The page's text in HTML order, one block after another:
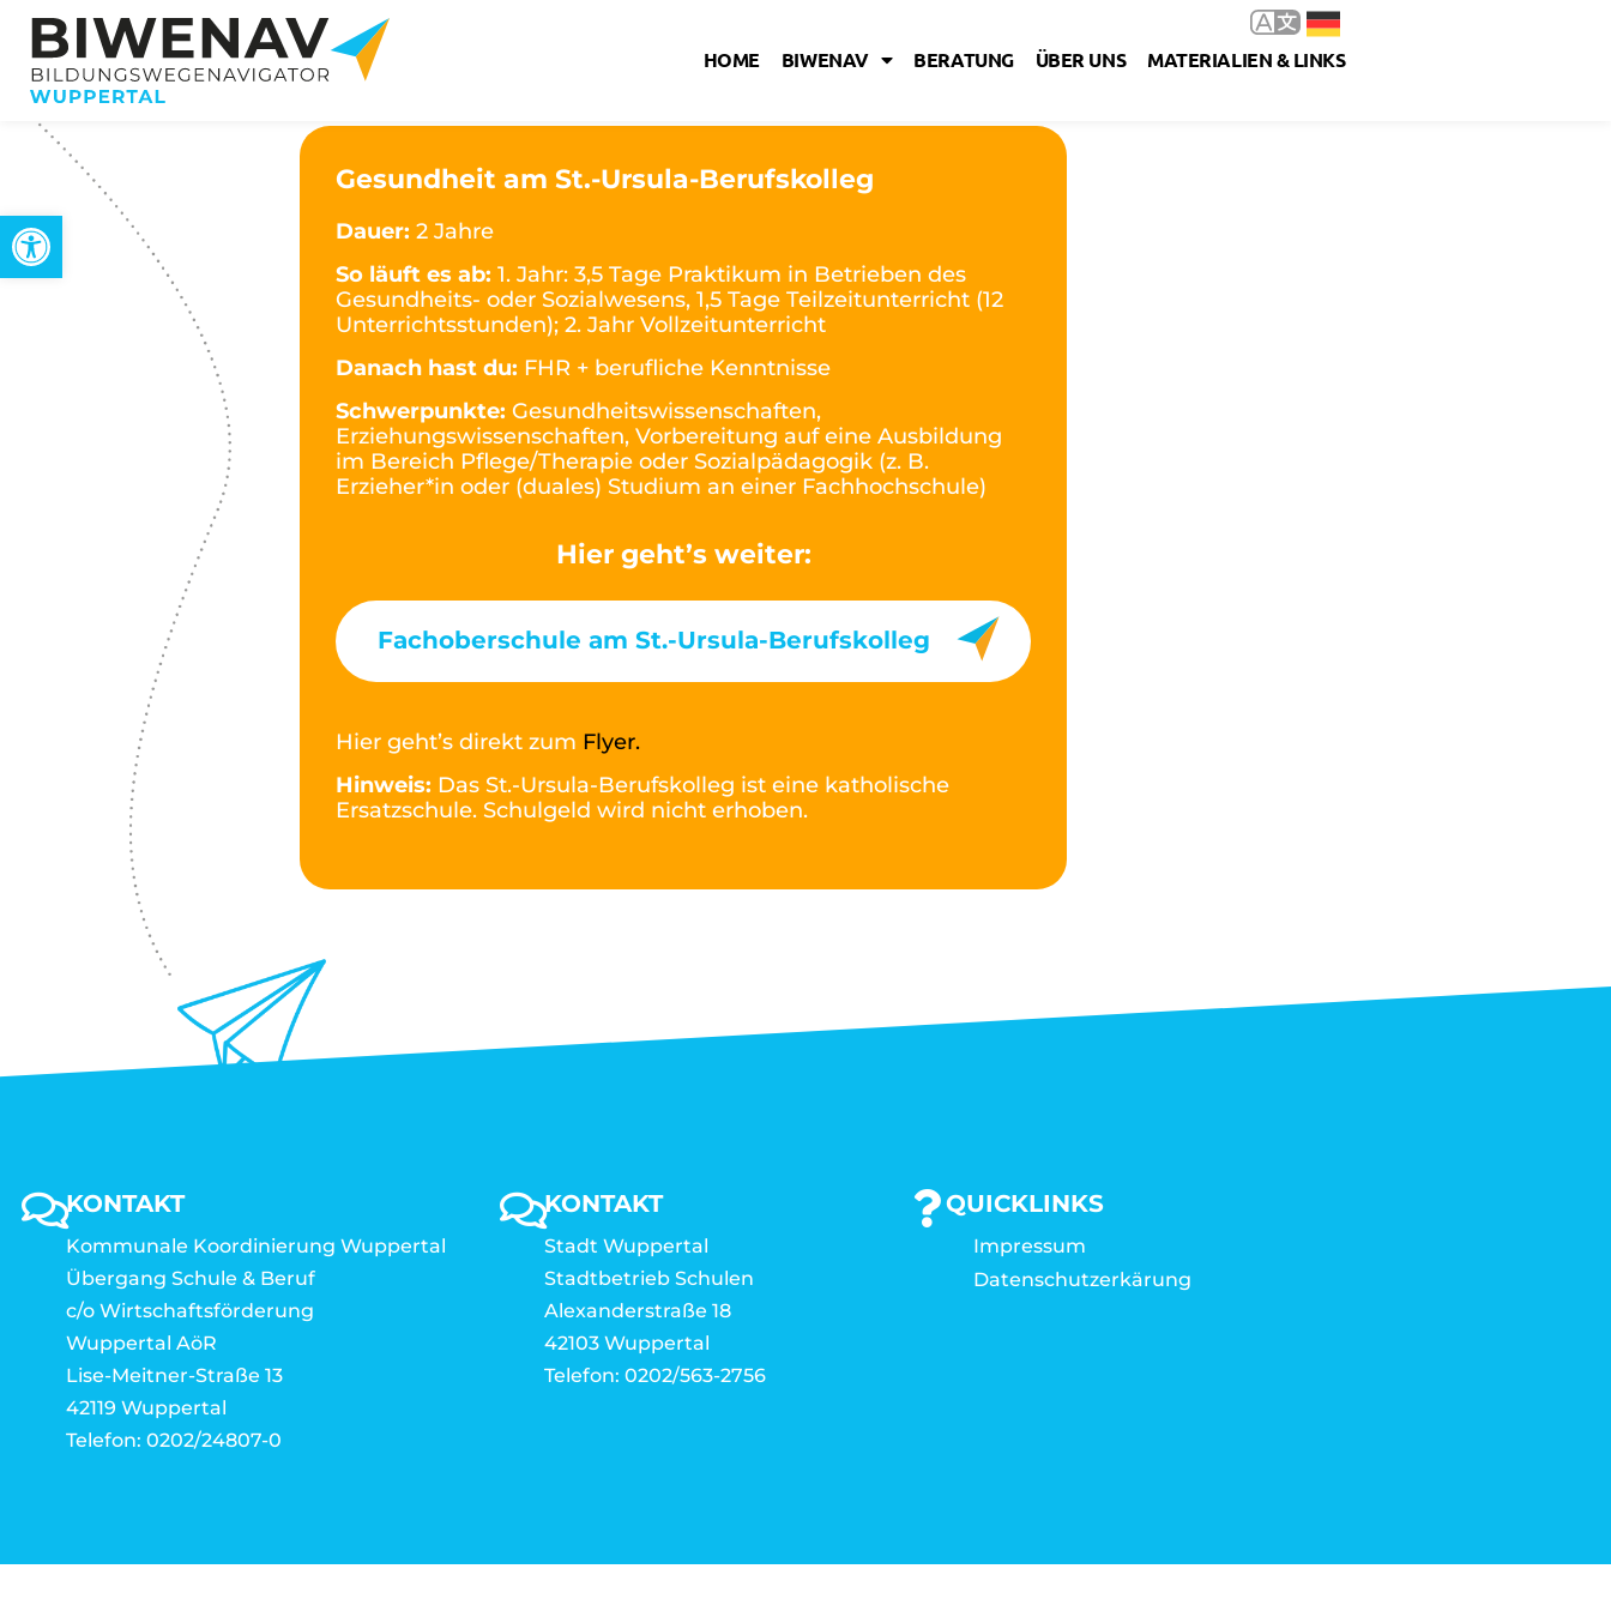
Werkzeugleiste öffnen
HOME BIWENAV BERATUNG ÜBER UNS MATERIALIEN & LINKS
Gesundheit am St.-Ursula-Berufskolleg
Dauer: 2 Jahre
So läuft es ab: 1. Jahr: 3,5 Tage Praktikum in Betrieben des
Gesundheits- oder Sozialwesens, 1,5 Tage Teilzeitunterricht (12
Unterrichtsstunden); 2. Jahr Vollzeitunterricht
Danach hast du: FHR + berufliche Kenntnisse
Schwerpunkte: Gesundheitswissenschaften,
Erziehungswissenschaften, Vorbereitung auf eine Ausbildung
im Bereich Pflege/Therapie oder Sozialpädagogik (z. B.
Erzieher*in oder (duales) Studium an einer Fachhochschule)
Hier geht’s weiter:
Fachoberschule am St.-Ursula-Berufskolleg
Hier geht’s direkt zum Flyer.
Hinweis: Das St.-Ursula-Berufskolleg ist eine katholische
Ersatzschule. Schulgeld wird nicht erhoben.
KONTAKT
Kommunale Koordinierung Wuppertal
Übergang Schule & Beruf
c/o Wirtschaftsförderung
Wuppertal AöR
Lise-Meitner-Straße 13
42119 Wuppertal
Telefon: 0202/24807-0
KONTAKT
Stadt Wuppertal
Stadtbetrieb Schulen
Alexanderstraße 18
42103 Wuppertal
Telefon: 0202/563-2756
QUICKLINKS
Impressum
Datenschutzerkärung